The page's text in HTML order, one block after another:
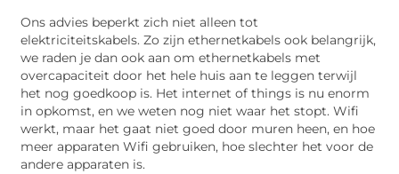
Ons advies beperkt zich niet alleen tot
elektriciteitskabels. Zo zijn ethernetkabels ook belangrijk,
we raden je dan ook aan om ethernetkabels met
overcapaciteit door het hele huis aan te leggen terwijl
het nog goedkoop is. Het internet of things is nu enorm
in opkomst, en we weten nog niet waar het stopt. Wifi
werkt, maar het gaat niet goed door muren heen, en hoe
meer apparaten Wifi gebruiken, hoe slechter het voor de
andere apparaten is.